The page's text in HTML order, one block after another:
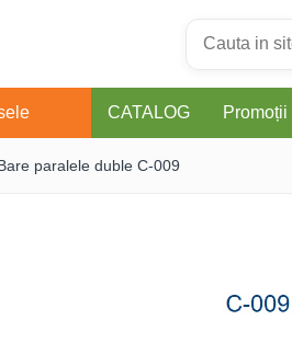
CATALOG Promoții
paralele duble C-009